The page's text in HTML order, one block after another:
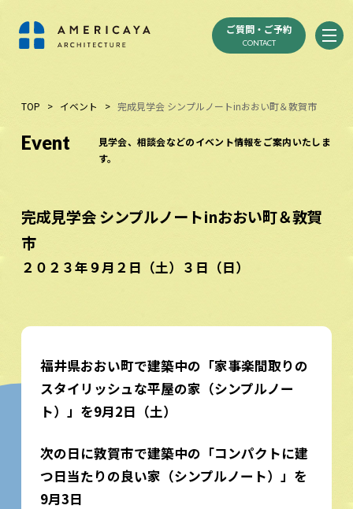
ご質問・ご予約
CONTACT
TOP > イベント > 完成見学会 シンプルノートinおおい町＆敦賀市
Event
見学会、相談会などのイベント情報をご案内いたしま
す。
完成見学会 シンプルノートinおおい町＆敦賀
市
２０２３年９月２日（土）３日（日）
福井県おおい町で建築中の「家事楽間取りの
スタイリッシュな平屋の家（シンプルノー
ト）」を9月2日（土）
次の日に敦賀市で建築中の「コンパクトに建
つ日当たりの良い家（シンプルノート）」を
9月3日